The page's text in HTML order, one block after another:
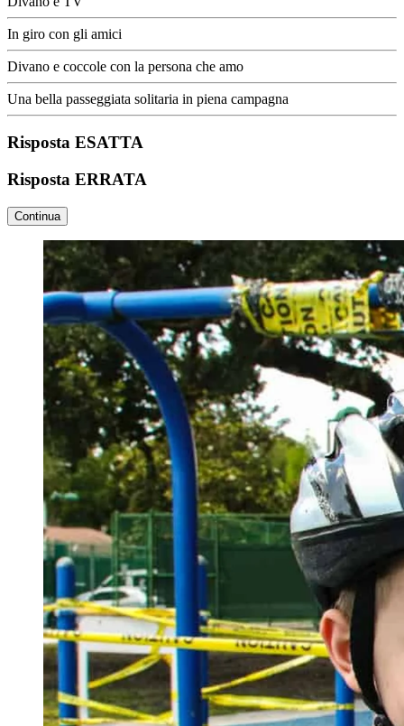
In giro con gli amici
Divano e coccole con la persona che amo
Una bella passeggiata solitaria in piena campagna
Risposta ESATTA
Risposta ERRATA
Continua